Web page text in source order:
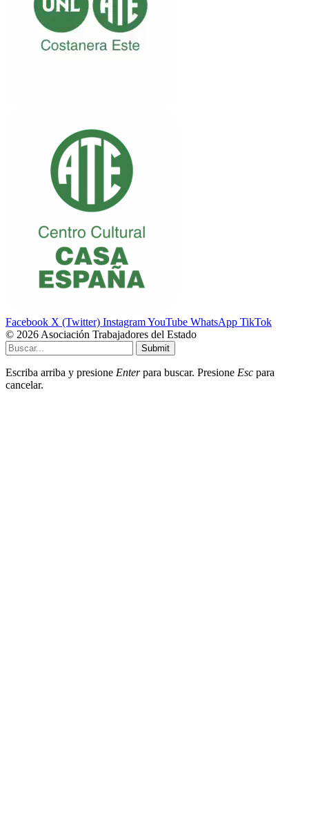
Facebook X (Twitter) InstagramYouTube WhatsApp TikTok
© 2026 Asociación Trabajadores del Estado
Submit
Escriba arriba y presione Enterpara buscar. Presione Esc para
cancelar.